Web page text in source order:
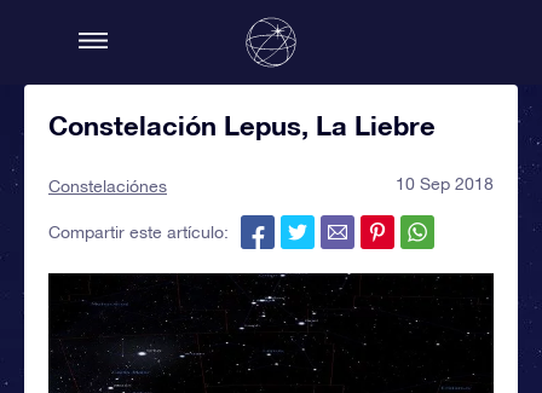
Constelación Lepus, La Liebre
Constelaciónes 10 Sep 2018
Compartir este artículo: